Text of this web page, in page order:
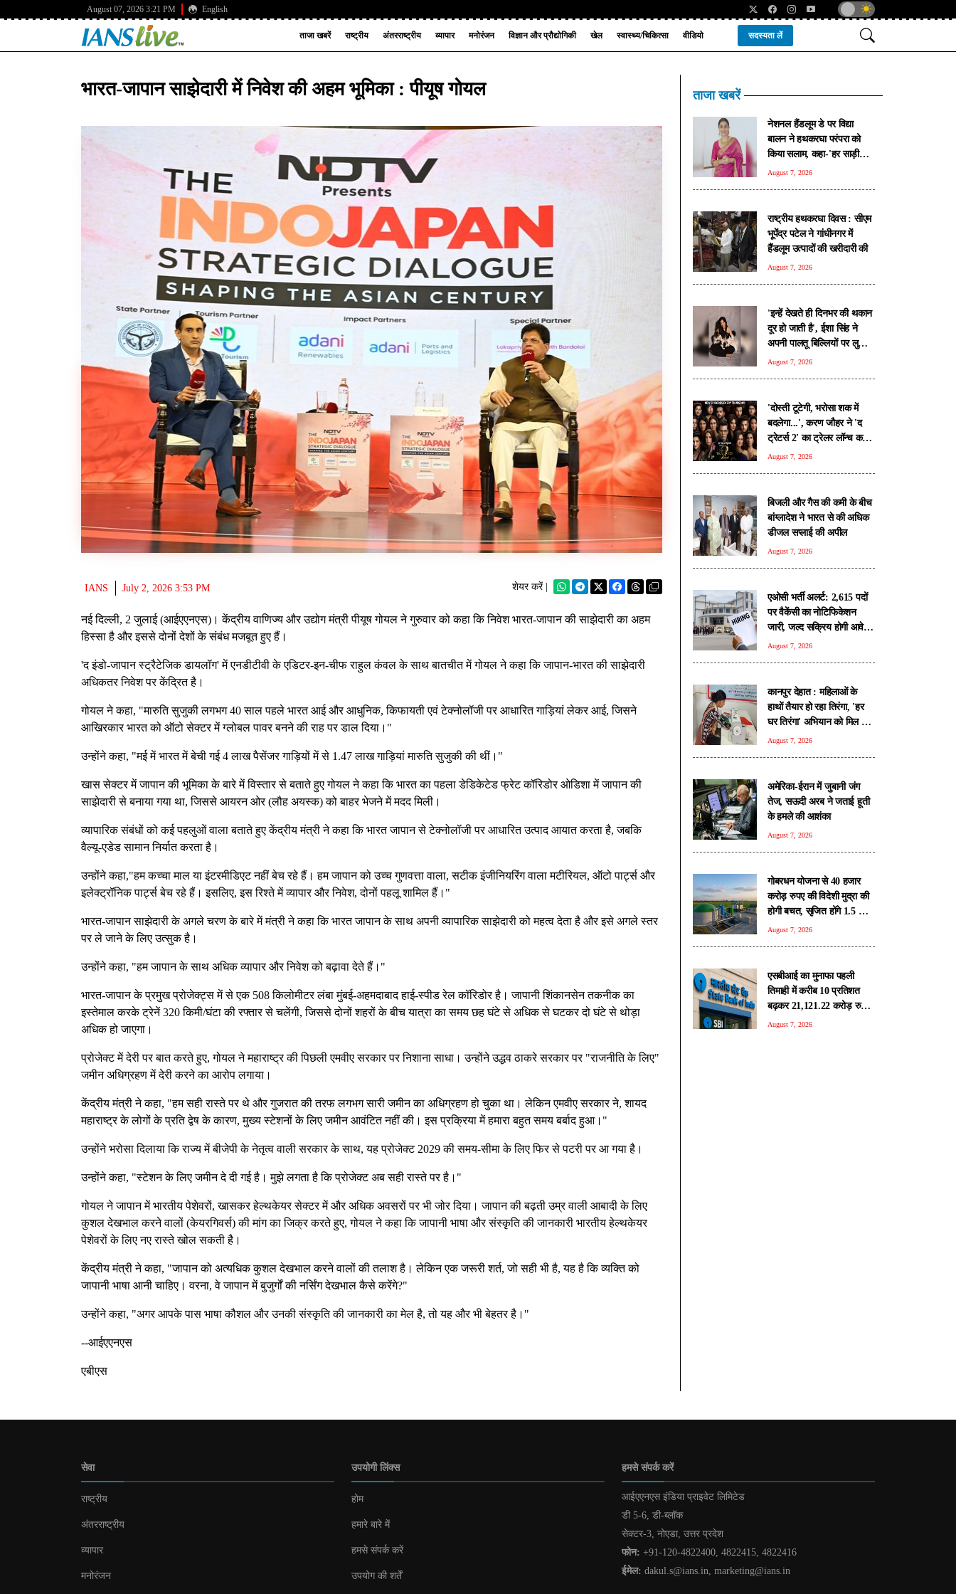
August 07, 2026 3:21 PM English
ताजा खबरें राष्ट्रीय अंतरराष्ट्रीय व्यापार मनोरंजन विज्ञान और प्रौद्योगिकी खेल स्वास्थ्य/चिकित्सा वीडियो सदस्यता लें
भारत-जापान साझेदारी में निवेश की अहम भूमिका : पीयूष गोयल
IANS July 2, 2026 3:53 PM शेयर करें |
नई दिल्ली, 2 जुलाई (आईएएनएस)। केंद्रीय वाणिज्य और उद्योग मंत्री पीयूष गोयल ने गुरुवार को कहा कि निवेश भारत-जापान की साझेदारी का अहम
हिस्सा है और इससे दोनों देशों के संबंध मजबूत हुए हैं।
'द इंडो-जापान स्ट्रैटेजिक डायलॉग' में एनडीटीवी के एडिटर-इन-चीफ राहुल कंवल के साथ बातचीत में गोयल ने कहा कि जापान-भारत की साझेदारी
अधिकतर निवेश पर केंद्रित है।
गोयल ने कहा, "मारुति सुजुकी लगभग 40 साल पहले भारत आई और आधुनिक, किफायती एवं टेक्नोलॉजी पर आधारित गाड़ियां लेकर आई, जिसने
आखिरकार भारत को ऑटो सेक्टर में ग्लोबल पावर बनने की राह पर डाल दिया।"
उन्होंने कहा, "मई में भारत में बेची गई 4 लाख पैसेंजर गाड़ियों में से 1.47 लाख गाड़ियां मारुति सुजुकी की थीं।"
खास सेक्टर में जापान की भूमिका के बारे में विस्तार से बताते हुए गोयल ने कहा कि भारत का पहला डेडिकेटेड फ्रेट कॉरिडोर ओडिशा में जापान की
साझेदारी से बनाया गया था, जिससे आयरन ओर (लौह अयस्क) को बाहर भेजने में मदद मिली।
व्यापारिक संबंधों को कई पहलुओं वाला बताते हुए केंद्रीय मंत्री ने कहा कि भारत जापान से टेक्नोलॉजी पर आधारित उत्पाद आयात करता है, जबकि
वैल्यू-एडेड सामान निर्यात करता है।
उन्होंने कहा,"हम कच्चा माल या इंटरमीडिएट नहीं बेच रहे हैं। हम जापान को उच्च गुणवत्ता वाला, सटीक इंजीनियरिंग वाला मटीरियल, ऑटो पार्ट्स और
इलेक्ट्रॉनिक पार्ट्स बेच रहे हैं। इसलिए, इस रिश्ते में व्यापार और निवेश, दोनों पहलू शामिल हैं।"
भारत-जापान साझेदारी के अगले चरण के बारे में मंत्री ने कहा कि भारत जापान के साथ अपनी व्यापारिक साझेदारी को महत्व देता है और इसे अगले स्तर
पर ले जाने के लिए उत्सुक है।
उन्होंने कहा, "हम जापान के साथ अधिक व्यापार और निवेश को बढ़ावा देते हैं।"
भारत-जापान के प्रमुख प्रोजेक्ट्स में से एक 508 किलोमीटर लंबा मुंबई-अहमदाबाद हाई-स्पीड रेल कॉरिडोर है। जापानी शिंकानसेन तकनीक का
इस्तेमाल करके ट्रेनें 320 किमी/घंटा की रफ्तार से चलेंगी, जिससे दोनों शहरों के बीच यात्रा का समय छह घंटे से अधिक से घटकर दो घंटे से थोड़ा
अधिक हो जाएगा।
प्रोजेक्ट में देरी पर बात करते हुए, गोयल ने महाराष्ट्र की पिछली एमवीए सरकार पर निशाना साधा। उन्होंने उद्धव ठाकरे सरकार पर "राजनीति के लिए"
जमीन अधिग्रहण में देरी करने का आरोप लगाया।
केंद्रीय मंत्री ने कहा, "हम सही रास्ते पर थे और गुजरात की तरफ लगभग सारी जमीन का अधिग्रहण हो चुका था। लेकिन एमवीए सरकार ने, शायद
महाराष्ट्र के लोगों के प्रति द्वेष के कारण, मुख्य स्टेशनों के लिए जमीन आवंटित नहीं की। इस प्रक्रिया में हमारा बहुत समय बर्बाद हुआ।"
उन्होंने भरोसा दिलाया कि राज्य में बीजेपी के नेतृत्व वाली सरकार के साथ, यह प्रोजेक्ट 2029 की समय-सीमा के लिए फिर से पटरी पर आ गया है।
उन्होंने कहा, "स्टेशन के लिए जमीन दे दी गई है। मुझे लगता है कि प्रोजेक्ट अब सही रास्ते पर है।"
गोयल ने जापान में भारतीय पेशेवरों, खासकर हेल्थकेयर सेक्टर में और अधिक अवसरों पर भी जोर दिया। जापान की बढ़ती उम्र वाली आबादी के लिए
कुशल देखभाल करने वालों (केयरगिवर्स) की मांग का जिक्र करते हुए, गोयल ने कहा कि जापानी भाषा और संस्कृति की जानकारी भारतीय हेल्थकेयर
पेशेवरों के लिए नए रास्ते खोल सकती है।
केंद्रीय मंत्री ने कहा, "जापान को अत्यधिक कुशल देखभाल करने वालों की तलाश है। लेकिन एक जरूरी शर्त, जो सही भी है, यह है कि व्यक्ति को
जापानी भाषा आनी चाहिए। वरना, वे जापान में बुजुर्गों की नर्सिंग देखभाल कैसे करेंगे?"
उन्होंने कहा, "अगर आपके पास भाषा कौशल और उनकी संस्कृति की जानकारी का मेल है, तो यह और भी बेहतर है।"
--आईएएनएस
एबीएस
ताजा खबरें
नेशनल हैंडलूम डे पर विद्या
बालन ने हथकरघा परंपरा को
किया सलाम, कहा-'हर साड़ी
कहती है अपनी अनोखी कहानी'
August 7, 2026
राष्ट्रीय हथकरघा दिवस : सीएम
भूपेंद्र पटेल ने गांधीनगर में
हैंडलूम उत्पादों की खरीदारी की
August 7, 2026
'इन्हें देखते ही दिनभर की थकान
दूर हो जाती है', ईशा सिंह ने
अपनी पालतू बिल्लियों पर लुटाया
प्यार
August 7, 2026
'दोस्ती टूटेगी, भरोसा शक में
बदलेगा...', करण जौहर ने 'द
ट्रेटर्स 2' का ट्रेलर लॉन्च कर
बढ़ाया रोमांच
August 7, 2026
बिजली और गैस की कमी के बीच
बांग्लादेश ने भारत से की अधिक
डीजल सप्लाई की अपील
August 7, 2026
एओसी भर्ती अलर्ट: 2,615 पदों
पर वैकेंसी का नोटिफिकेशन
जारी, जल्द सक्रिय होगी आवेदन
लिंक
August 7, 2026
कानपुर देहात : महिलाओं के
हाथों तैयार हो रहा तिरंगा, 'हर
घर तिरंगा' अभियान को मिल रही
नई रफ्तार
August 7, 2026
अमेरिका-ईरान में जुबानी जंग
तेज, सऊदी अरब ने जताई हूती
के हमले की आशंका
August 7, 2026
गोबरधन योजना से 40 हजार
करोड़ रुपए की विदेशी मुद्रा की
होगी बचत, सृजित होंगे 1.5 लाख
रोजगार: सरकार
August 7, 2026
एसबीआई का मुनाफा पहली
तिमाही में करीब 10 प्रतिशत
बढ़कर 21,121.22 करोड़ रुपए
रहा, एनपीए घटा
August 7, 2026
सेवा
राष्ट्रीय
अंतरराष्ट्रीय
व्यापार
मनोरंजन
उपयोगी लिंक्स
होम
हमारे बारे में
हमसे संपर्क करें
उपयोग की शर्तें
हमसे संपर्क करें
आईएएनएस इंडिया प्राइवेट लिमिटेड
डी 5-6, डी-ब्लॉक
सेक्टर-3, नोएडा, उत्तर प्रदेश
फोन: +91-120-4822400, 4822415, 4822416
ईमेल: dakul.s@ians.in, marketing@ians.in